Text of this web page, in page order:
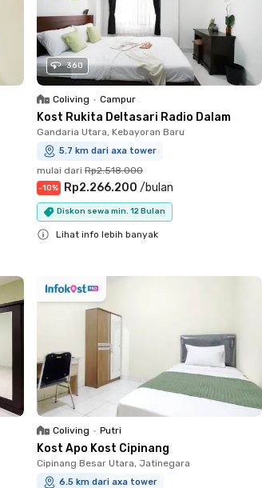
360
Coliving • Campur
Kost Rukita Deltasari Radio Dalam
Gandaria Utara, Kebayoran Baru
5.7 km dari axa tower
mulai dari Rp2.518.000
-10% Rp2.266.200 /bulan
Diskon sewa min. 12 Bulan
Lihat info lebih banyak
Coliving • Putri
Kost Apo Kost Cipinang
Cipinang Besar Utara, Jatinegara
6.5 km dari axa tower